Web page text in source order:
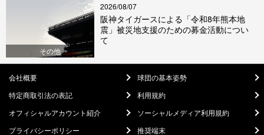
その他
2026/08/07
阪神タイガースによる「令和8年熊本地
震」被災地支援のための募金活動につい
て
会社概要
球団の基本姿勢
特定商取引法の表記
利用規約
オフィシャルアカウント紹介
ソーシャルメディア利用規約
プライバシーポリシー
推奨端末